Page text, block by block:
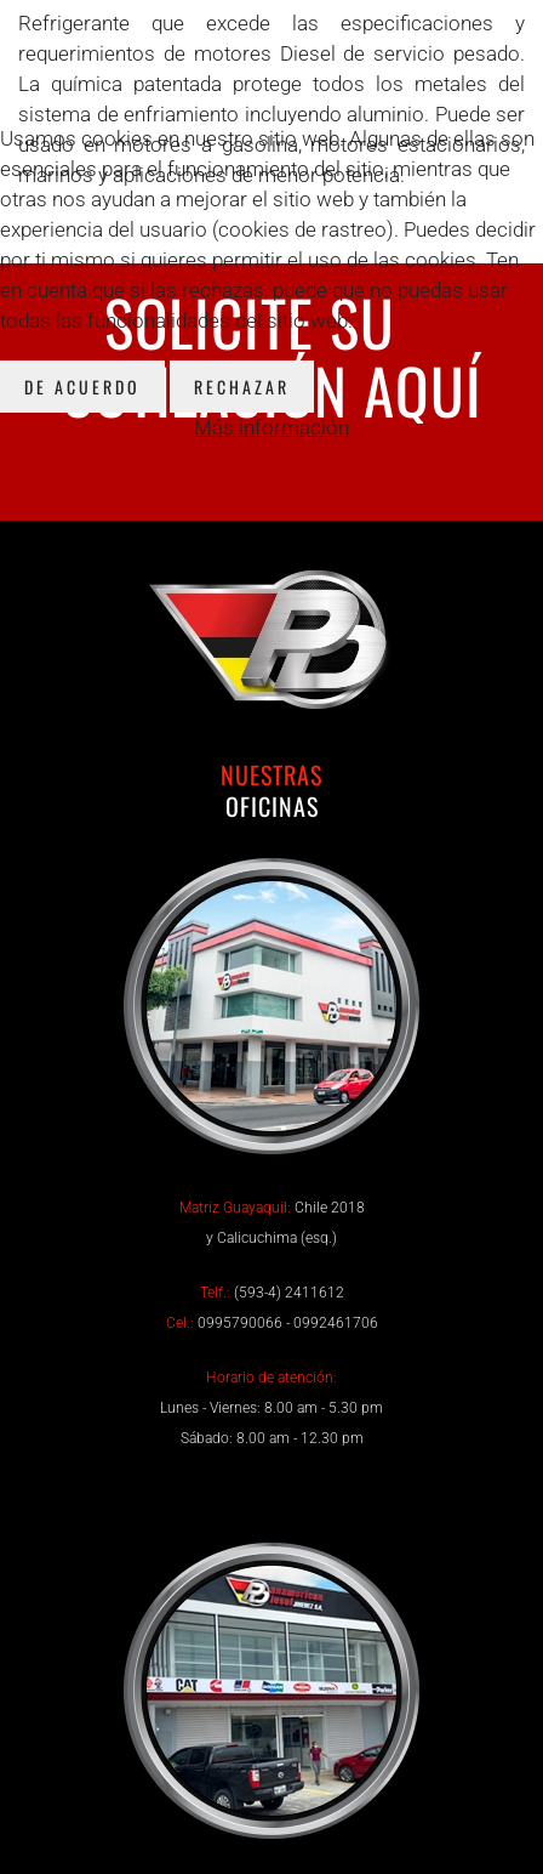
Refrigerante que excede las especificaciones y
requerimientos de motores Diesel de servicio pesado.
La química patentada protege todos los metales del
sistema de enfriamiento incluyendo aluminio. Puede ser
usado en motores a gasolina, motores estacionarios,
marinos y aplicaciones de menor potencia.
SOLICITE SU
COTIZACIÓN AQUÍ
NUESTRAS
OFICINAS
Matriz Guayaquil: Chile 2018
y Calicuchima (esq.)
Telf.: (593-4) 2411612
Cel.: 0995790066 - 0992461706
Horario de atención:
Lunes - Viernes: 8.00 am - 5.30 pm
Sábado: 8.00 am - 12.30 pm
Usamos cookies en nuestro sitio web. Algunas de ellas son
esenciales para el funcionamiento del sitio, mientras que
otras nos ayudan a mejorar el sitio web y también la
experiencia del usuario (cookies de rastreo). Puedes decidir
por ti mismo si quieres permitir el uso de las cookies. Ten
en cuenta que si las rechazas, puede que no puedas usar
todas las funcionalidades del sitio web.
DE ACUERDO RECHAZAR
Más información